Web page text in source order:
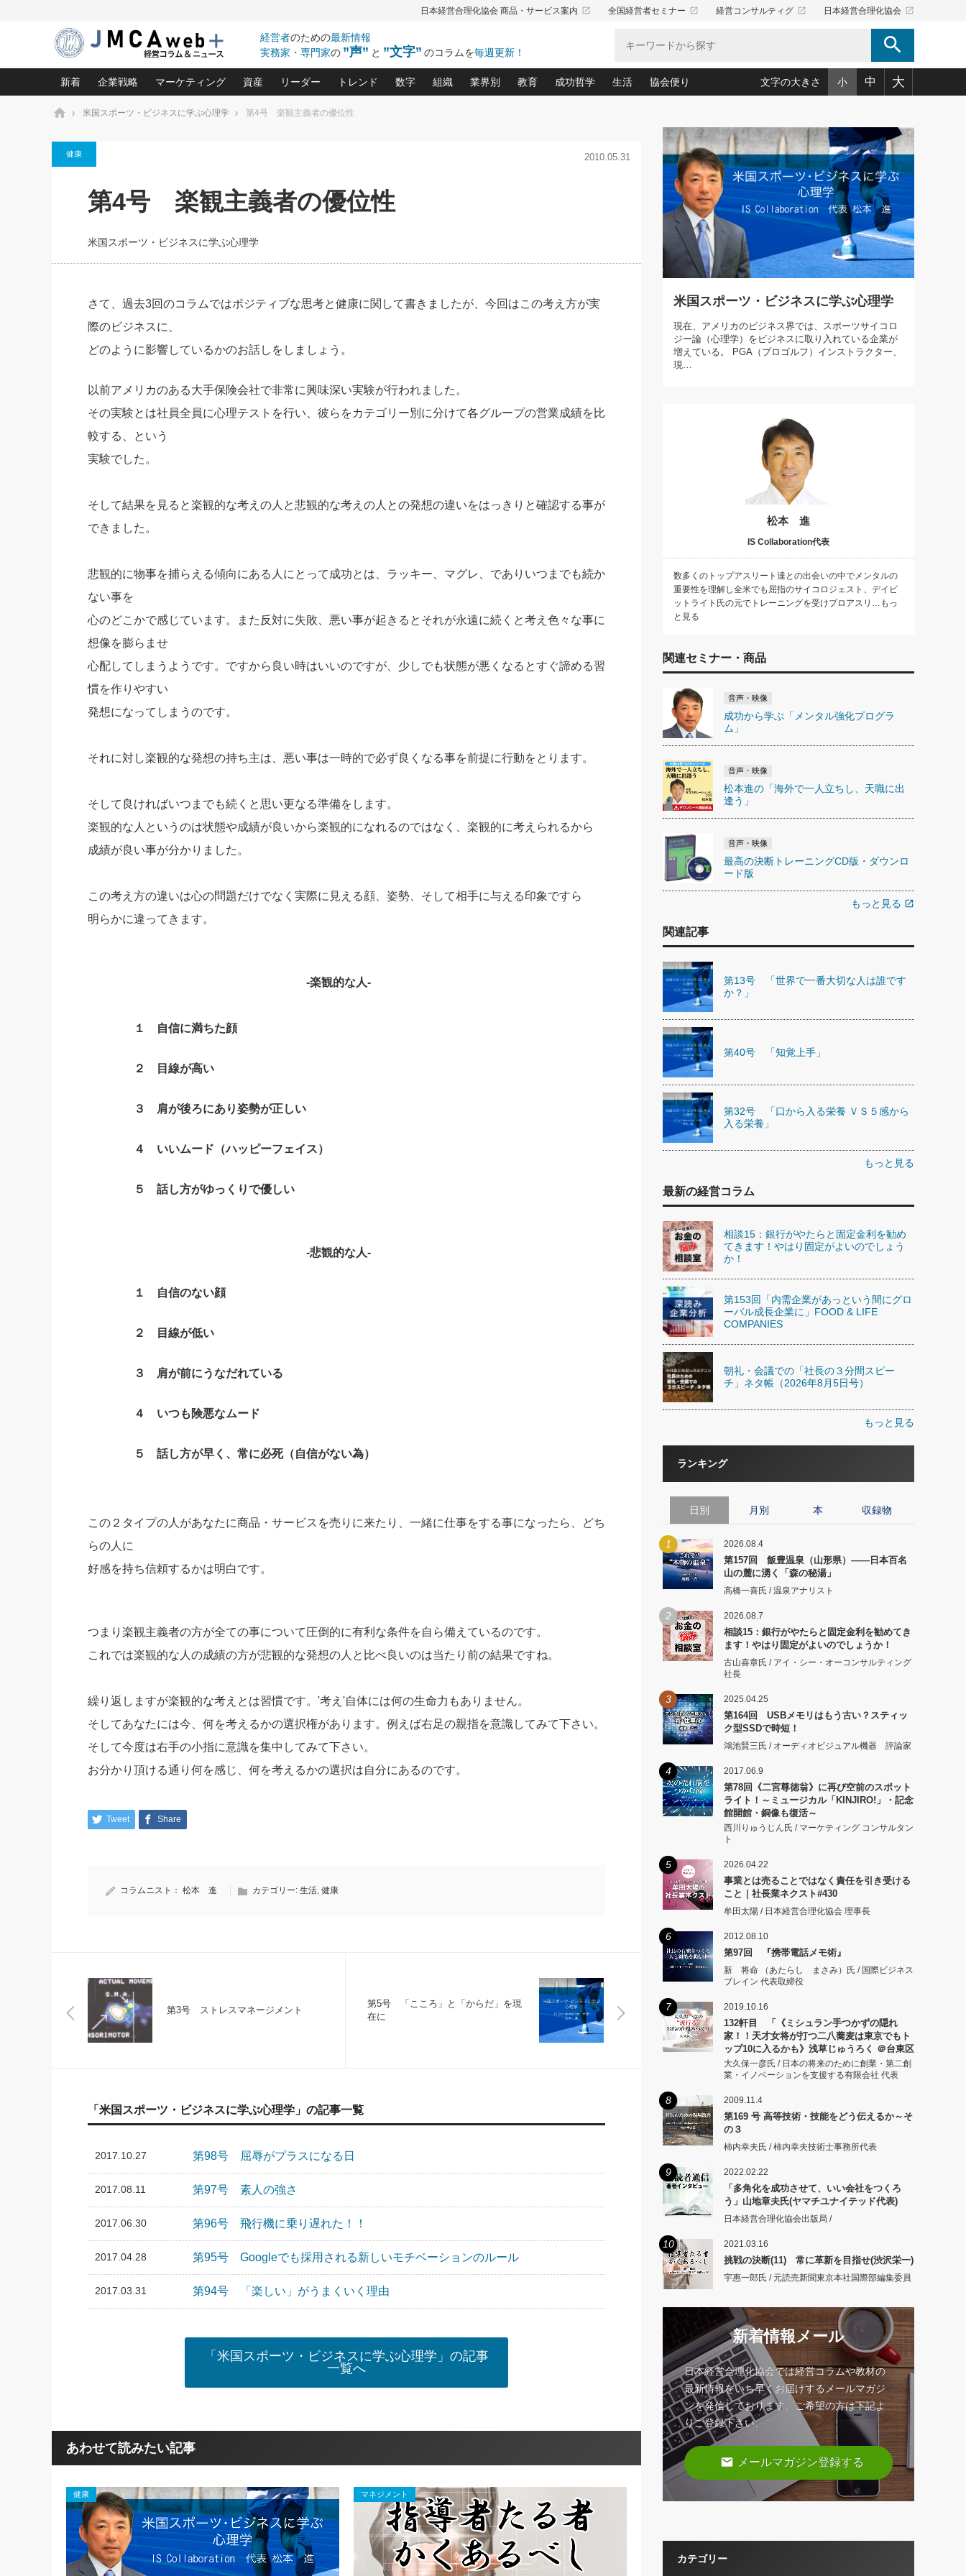
日本経営合理化協会 商品・サービス案内 launch 全国経営者セミナー launch 経営コンサルティグ launch 日本経営合理化協会 launch
経営者のための最新情報
実務家・専門家の ”声” と ”文字” のコラムを毎週更新！ search
新着
がよいのでしょうか！
2026.08.7
FOOD & LIFE COMPANIES
日号）
2026.08.5
第86回 「言葉狩り」
もっとみる
企業戦略
強い会社を築く ビジネス・クリニック(240)
日本レーザー「人を大切にしながら利益を上げる経営」の極意
武器としてのM&A入門(3)
継続経営 百話百行(85)
野田久美子 香港ビジネス成功法(10)
マーケティング
ロングセラーの玉手箱(9)
は(5)
最高の自分を表現する 成功イメージ戦略(77)
資産
中国経済の最新動向(204)
事業承継の前に、決めておきたい、知っておきたい、やってお
会社と社長のための資産管理講座(95)
リーダー
ピョートル・F・グジバチの『経営戦略の新常識』(12)
次もあなたにお願いしたいと思われる「一流の仕事術」(28)
社長の右腕をつくる 人と組織を動かす(200)
トレンド
北村森の「今月のヒット商品」(109)
数字
おカネが残る決算書にするために、やっておきたいこと(34)
賢い社長の「経理財務の見どころ・勘どころ・ツッコミどこ
組織
顧客・社員・社会から支持される「ウェルビーイング経営入
業界別
大久保一彦の“流行る”お店の仕組みづくり(210)
教育
あなただからお願いしたいと思われる 気配りの達人(127)
クレーム対応 実践マニュアル(92)
クレーム対応の新知識と新常識(57)
デキル社員に育てる！ 社員教育の決め手(203)
東川鷹年の「中小企業の人育て」(38)
欧米資産家に学ぶ二世教育(100)
成功哲学
中国哲学に学ぶ 不況は会社守成の好機(38)
令和時代の「社長の人間力の磨き方」(86)
先人の名句名言の教え 東洋思想に学ぶ経営学(132)
渡部昇一の「日本の指導者たち」(32)
経営に活かす“十八史略”(30)
生活
おのころ心平の ──社長のための「か・ら・だマネジメント」
(50)
デジタルＡＶを味方に！新・仕事術(180)
リーダー脳の鍛え方(32)
ワインを楽しむ基礎レッスン(12)
必読！社長が読むべき今月の4冊(88)
眼と耳で楽しむ読書術(162)
社長の「氣」(30)
米国スポーツ・ビジネスに学ぶ心理学(98)
高橋一喜の『これぞ！"本物の温泉"』(157)
協会便り
「愛読者通信」著者インタビュー(44)
ビジネス見聞録 経営ニュース(100)
作間信司の経営無形庵(けいえいむぎょうあん)(166)
経営セミナー情報局(1)
繁栄への着眼点 牟田太陽(76)
講話を聞いて学ぼう 実学・耳学・磨く「ミミガク」のすすめ
(7)
文字の大きさ 小 中 大
ホーム 米国スポーツ・ビジネスに学ぶ心理学 第4号 楽観主義者の優位性
健康 2010.05.31
第4号 楽観主義者の優位性
米国スポーツ・ビジネスに学ぶ心理学
さて、過去3回のコラムではポジティブな思考と健康に関して書きましたが、今回はこの考え方が実
際のビジネスに、
どのように影響しているかのお話しをしましょう。
以前アメリカのある大手保険会社で非常に興味深い実験が行われました。
その実験とは社員全員に心理テストを行い、彼らをカテゴリー別に分けて各グループの営業成績を比
較する、という
実験でした。
そして結果を見ると楽観的な考えの人と悲観的な考えの人との発想の違いをはっきりと確認する事が
できました。
悲観的に物事を捕らえる傾向にある人にとって成功とは、ラッキー、マグレ、でありいつまでも続か
ない事を
心のどこかで感じています。また反対に失敗、悪い事が起きるとそれが永遠に続くと考え色々な事に
想像を膨らませ
心配してしまうようです。ですから良い時はいいのですが、少しでも状態が悪くなるとすぐ諦める習
慣を作りやすい
発想になってしまうのです。
それに対し楽観的な発想の持ち主は、悪い事は一時的で必ず良くなる事を前提に行動をとります。
そして良ければいつまでも続くと思い更なる準備をします。
楽観的な人というのは状態や成績が良いから楽観的になれるのではなく、楽観的に考えられるから
成績が良い事が分かりました。
この考え方の違いは心の問題だけでなく実際に見える顔、姿勢、そして相手に与える印象ですら
明らかに違ってきます。
-楽観的な人-
１ 自信に満ちた顔
２ 目線が高い
３ 肩が後ろにあり姿勢が正しい
４ いいムード（ハッピーフェイス）
５ 話し方がゆっくりで優しい
-悲観的な人-
１ 自信のない顔
２ 目線が低い
３ 肩が前にうなだれている
４ いつも険悪なムード
５ 話し方が早く、常に必死（自信がない為）
この２タイプの人があなたに商品・サービスを売りに来たり、一緒に仕事をする事になったら、どち
らの人に
好感を持ち信頼するかは明白です。
つまり楽観主義者の方が全ての事について圧倒的に有利な条件を自ら備えているのです。
これでは楽観的な人の成績の方が悲観的な発想の人と比べ良いのは当たり前の結果ですね。
繰り返しますが楽観的な考えとは習慣です。'考え'自体には何の生命力もありません。
そしてあなたには今、何を考えるかの選択権があります。例えば右足の親指を意識してみて下さい。
そして今度は右手の小指に意識を集中してみて下さい。
お分かり頂ける通り何を感じ、何を考えるかの選択は自分にあるのです。
Tweet Share
コラムニスト： 松本 進 カテゴリー: 生活, 健康
第3号 ストレスマネージメント
第5号 「こころ」と「からだ」を現
在に
「米国スポーツ・ビジネスに学ぶ心理学」の記事一覧
2017.10.27 第98号 屈辱がプラスになる日
2017.08.11 第97号 素人の強さ
2017.06.30 第96号 飛行機に乗り遅れた！！
2017.04.28 第95号 Googleでも採用される新しいモチベーションのルール
2017.03.31 第94号 「楽しい」がうまくいく理由
「米国スポーツ・ビジネスに学ぶ心理学」の記事
一覧へ
あわせて読みたい記事
健康 マネジメント
米国スポーツ・ビジネスに学ぶ心理学
現在、アメリカのビジネス界では、スポーツサイコロ
ジー論（心理学）をビジネスに取り入れている企業が
増えている。 PGA（プロゴルフ）インストラクター、
現…
松本 進
IS Collaboration代表
数多くのトップアスリート達との出会いの中でメンタルの
重要性を理解し全米でも屈指のサイコロジェスト、デイビ
ットライト氏の元でトレーニングを受けプロアスリ…もっ
と見る
関連セミナー・商品
音声・映像
成功から学ぶ「メンタル強化プログラ
ム」
音声・映像
松本進の「海外で一人立ちし、天職に出
逢う」
音声・映像
最高の決断トレーニングCD版・ダウンロ
ード版
もっと見る open_in_new
関連記事
第13号 「世界で一番大切な人は誰です
か？」
第40号 「知覚上手」
第32号 「口から入る栄養 ＶＳ５感から
入る栄養」
もっと見る
最新の経営コラム
相談15：銀行がやたらと固定金利を勧め
てきます！やはり固定がよいのでしょう
か！
第153回「内需企業があっという間にグロ
ーバル成長企業に」FOOD & LIFE
COMPANIES
朝礼・会議での「社長の３分間スピー
チ」ネタ帳（2026年8月5日号）
もっと見る
ランキング
日別 月別 本 収録物
1 2026.08.4
第157回 飯豊温泉（山形県）――日本百名
山の麓に湧く「森の秘湯」
高橋一喜氏 / 温泉アナリスト
2 2026.08.7
相談15：銀行がやたらと固定金利を勧めてき
ます！やはり固定がよいのでしょうか！
古山喜章氏 / アイ・シー・オーコンサルティング
社長
3 2025.04.25
第164回 USBメモリはもう古い？スティッ
ク型SSDで時短！
鴻池賢三氏 / オーディオビジュアル機器 評論家
4 2017.06.9
第78回《二宮尊徳翁》に再び空前のスポット
ライト！～ミュージカル「KINJIRO!」・記念
館開館・銅像も復活～
西川りゅうじん氏 / マーケティング コンサルタン
ト
5 2026.04.22
事業とは売ることではなく責任を引き受ける
こと｜社長業ネクスト#430
牟田太陽 / 日本経営合理化協会 理事長
6 2012.08.10
第97回 『携帯電話メモ術』
新 将命 （あたらし まさみ）氏 / 国際ビジネス
ブレイン 代表取締役
7 2019.10.16
132軒目 「《ミシュラン手つかずの隠れ
家！！天才女将が打つ二八蕎麦は東京でもト
ップ10に入るかも》浅草じゅうろく ＠台東区
浅草」
大久保一彦氏 / 日本の将来のために創業・第二創
業・イノベーションを支援する有限会社 代表
8 2009.11.4
第169 号 高等技術・技能をどう伝えるか～そ
の３
柿内幸夫氏 / 柿内幸夫技術士事務所代表
9 2022.02.22
「多角化を成功させて、いい会社をつくろ
う」山地章夫氏(ヤマチユナイテッド代表)
日本経営合理化協会出版局 /
10 2021.03.16
挑戦の決断(11) 常に革新を目指せ(渋沢栄一)
宇惠一郎氏 / 元読売新聞東京本社国際部編集委員
新着情報メール
日本経営合理化協会では経営コラムや教材の
最新情報をいち早くお届けするメールマガジ
ンを発信しております。ご希望の方は下記よ
りご登録下さい。
email メールマガジン登録する
カテゴリー